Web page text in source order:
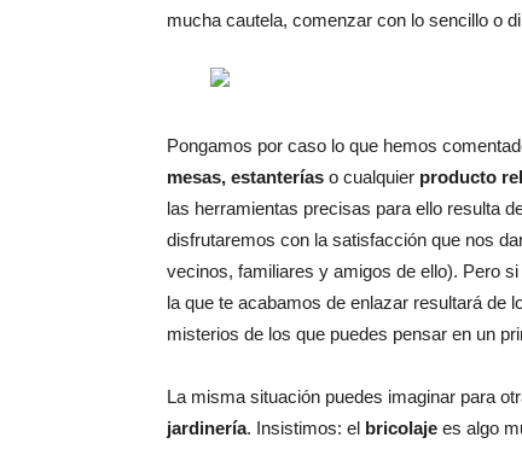
mucha cautela, comenzar con lo sencillo o
Pongamos por caso lo que hemos
mesas, estanterías o cualquier producto
las herramientas precisas para ello resulta
disfrutaremos con la satisfacción que nos
vecinos, familiares y amigos de ello). Pero
la que te acabamos de enlazar resultará de
misterios de los que puedes pensar en un
La misma situación puedes imaginar para
jardinería. Insistimos: el bricolaje es algo